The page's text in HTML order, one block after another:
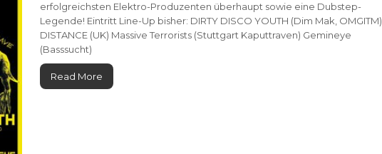
erfolgreichsten Elektro-Produzenten überhaupt sowie eine Dubstep-
Legende! Eintritt Line-Up bisher: DIRTY DISCO YOUTH (Dim Mak, OMGITM)
DISTANCE (UK) Massive Terrorists (Stuttgart Kaputtraven) Gemineye
(Basssucht)
Read More